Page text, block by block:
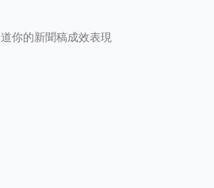
你的新聞稿成效表現